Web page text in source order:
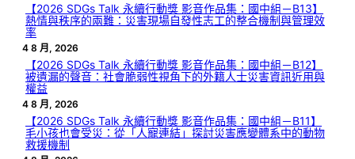
【2026 SDGs Talk 永續行動獎 影音作品集：國中組－B13】
熱情與秩序的兩難：災害現場自發性志工的整合機制與管理效
率
4 8 月, 2026
【2026 SDGs Talk 永續行動獎 影音作品集：國中組－B12】
被遺漏的聲音：社會脆弱性視角下的外籍人士災害資訊近用與
權益
4 8 月, 2026
【2026 SDGs Talk 永續行動獎 影音作品集：國中組－B11】
毛小孩也會受災：從「人寵連結」探討災害應變體系中的動物
救援機制